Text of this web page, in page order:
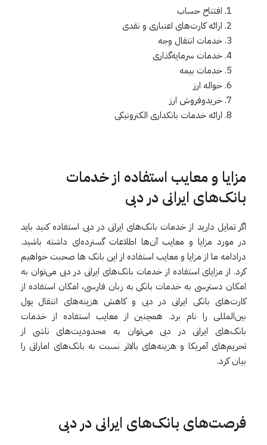
افتتاح حساب
ارائه کارت‌های اعتباری و نقدی
خدمات انتقال وجه
خدمات سرمایه‌گذاری
خدمات بیمه
حواله ارز
خریدوفروش ارز
ارائه خدمات بانکداری الکترونیکی
مزایا و معایب استفاده از خدمات
بانک‌های ایرانی در دبی
اگر تمایل دارید از خدمات بانک‌های ایرانی در دبی استفاده کنید باید
در مورد مزایا و معایب آن‌ها اطلاعات گسترده‌ای داشته باشید.
درادامه ما از مزایا و معایب استفاده از این بانک ها صحبت خواهیم
کرد. از مزایای استفاده از خدمات بانک‌های ایرانی در دبی می‌توان به
امکان دسترسی به خدمات بانکی به زبان فارسی، امکان استفاده از
کارت‌های بانکی ایرانی در دبی و کاهش هزینه‌های انتقال پول
بین‌المللی را نام برد. همچنین از معایب استفاده از خدمات
بانک‌های ایرانی در دبی می‌توان به محدودیت‌های ناشی از
تحریم‌های آمریکا و هزینه‌های بالاتر نسبت به بانک‌های اماراتی را
بیان کرد.
فرصت‌های بانک‌های ایرانیدردبی